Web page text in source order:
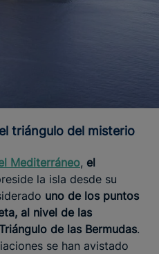
el triángulo del misterio
Mediterráneo, el
la isla desde su
uno de los puntos
al nivel de las
de las Bermudas.
se han avistado